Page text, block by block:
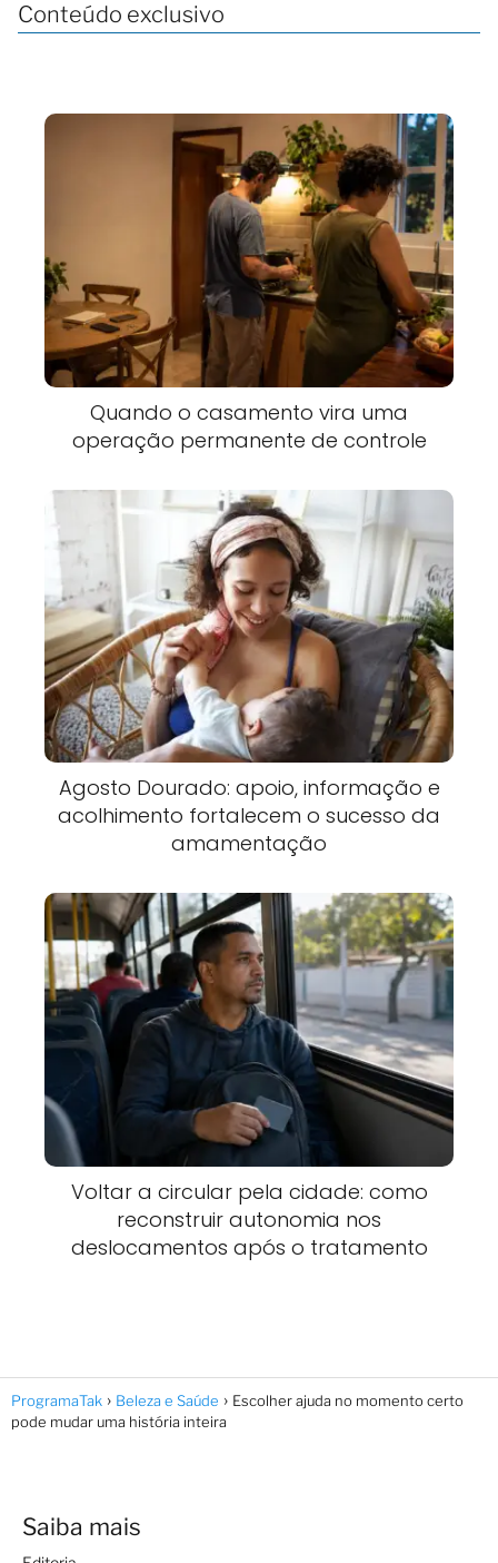
Conteúdo exclusivo
Quando o casamento vira uma
operação permanente de controle
Agosto Dourado: apoio, informação e
acolhimento fortalecem o sucesso da
amamentação
Voltar a circular pela cidade: como
reconstruir autonomia nos
deslocamentos após o tratamento
ProgramaTak Beleza e Saúde
Escolher ajuda no momento certo
pode mudar uma história inteira
Saiba mais